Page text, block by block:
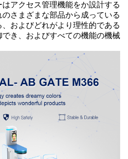
アクセス管理機能をか設計する
さまざまな部品から成っている
およびどれがより理性的である
き、およびすべての機能の機械